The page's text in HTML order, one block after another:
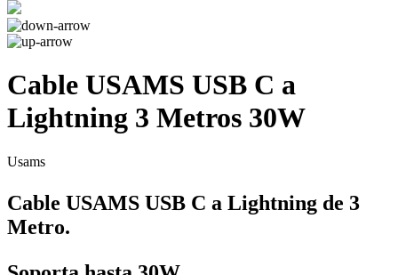
Cable USAMS USB C a
Lightning 3 Metros 30W
Usams
Cable USAMS USB C a Lightning de 3
Metro.